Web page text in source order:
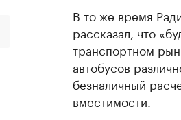
В то же время
рассказал, что
транспортном
автобусов
безналичный
вместимости.